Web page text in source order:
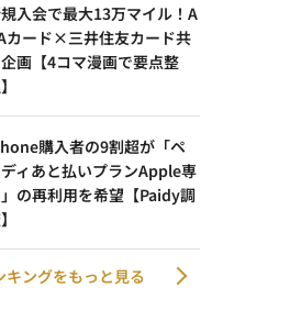
入会で最大13万マイル！A
カード×三井住友カード共
画【4コマ漫画で要点整
購入者の9割超が「ペ
ィあと払いプランApple専
の再利用を希望【Paidy調
キングをもっと見る